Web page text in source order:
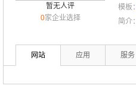
暂无人评
0家企业选择
模板：
简介：
网站 应用 服务